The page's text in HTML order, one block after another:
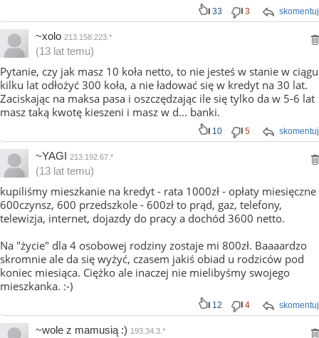
skomentuj
33 3
~xolo 213.158.223.*
(13 lat temu)
Pytanie, czy jak masz 10 koła netto, to nie jesteś w stanie w ciągu
kilku lat odłożyć 300 koła, a nie ładować się w kredyt na 30 lat.
Zaciskając na maksa pasa i oszczędzając ile się tylko da w 5-6 lat
masz taką kwotę kieszeni i masz w d... banki.
skomentuj
10 5
~YAGI 213.192.67.*
(13 lat temu)
kupiliśmy mieszkanie na kredyt - rata 1000zł - opłaty miesięczne
600czynsz, 600 przedszkole - 600zł to prąd, gaz, telefony,
telewizja, internet, dojazdy do pracy a dochód 3600 netto.
Na "życie" dla 4 osobowej rodziny zostaje mi 800zł. Baaaardzo
skromnie ale da się wyżyć, czasem jakiś obiad u rodziców pod
koniec miesiąca. Ciężko ale inaczej nie mielibyśmy swojego
mieszkanka. :-)
skomentuj
12 4
~wole z mamusią :) 193.34.3.*